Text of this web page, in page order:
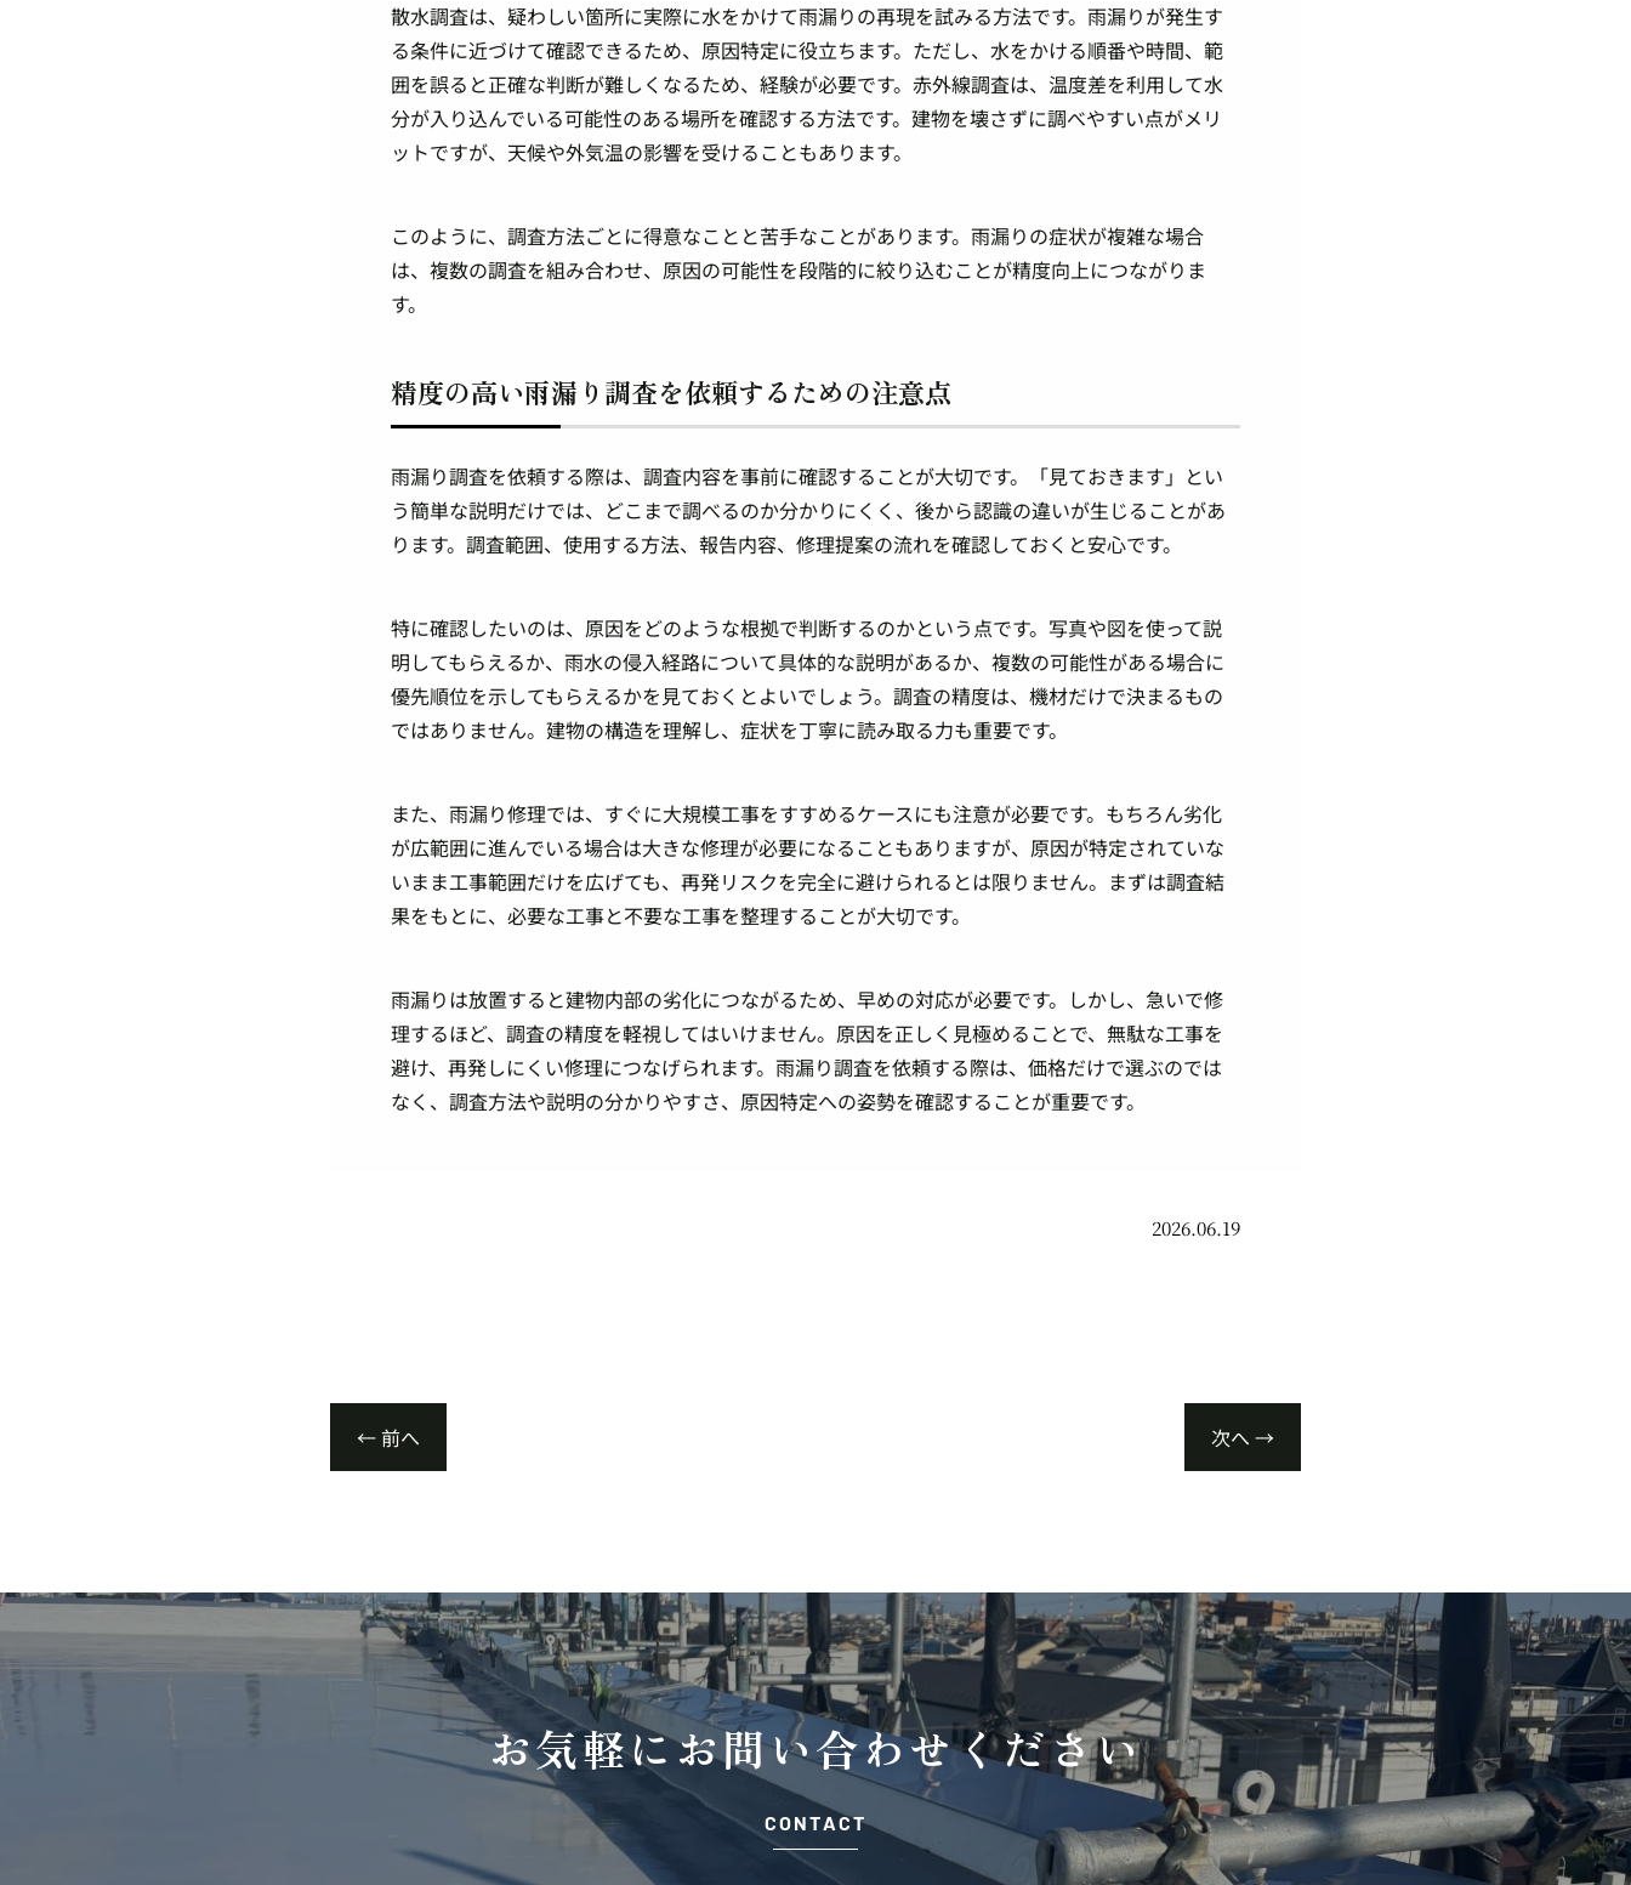
散水調査は、疑わしい箇所に実際に水をかけて雨漏りの再現を試みる方法です。雨漏りが発生す
る条件に近づけて確認できるため、原因特定に役立ちます。ただし、水をかける順番や時間、範
囲を誤ると正確な判断が難しくなるため、経験が必要です。赤外線調査は、温度差を利用して水
分が入り込んでいる可能性のある場所を確認する方法です。建物を壊さずに調べやすい点がメリ
ットですが、天候や外気温の影響を受けることもあります。
このように、調査方法ごとに得意なことと苦手なことがあります。雨漏りの症状が複雑な場合
は、複数の調査を組み合わせ、原因の可能性を段階的に絞り込むことが精度向上につながりま
す。
精度の高い雨漏り調査を依頼するための注意点
雨漏り調査を依頼する際は、調査内容を事前に確認することが大切です。「見ておきます」とい
う簡単な説明だけでは、どこまで調べるのか分かりにくく、後から認識の違いが生じることがあ
ります。調査範囲、使用する方法、報告内容、修理提案の流れを確認しておくと安心です。
特に確認したいのは、原因をどのような根拠で判断するのかという点です。写真や図を使って説
明してもらえるか、雨水の侵入経路について具体的な説明があるか、複数の可能性がある場合に
優先順位を示してもらえるかを見ておくとよいでしょう。調査の精度は、機材だけで決まるもの
ではありません。建物の構造を理解し、症状を丁寧に読み取る力も重要です。
また、雨漏り修理では、すぐに大規模工事をすすめるケースにも注意が必要です。もちろん劣化
が広範囲に進んでいる場合は大きな修理が必要になることもありますが、原因が特定されていな
いまま工事範囲だけを広げても、再発リスクを完全に避けられるとは限りません。まずは調査結
果をもとに、必要な工事と不要な工事を整理することが大切です。
雨漏りは放置すると建物内部の劣化につながるため、早めの対応が必要です。しかし、急いで修
理するほど、調査の精度を軽視してはいけません。原因を正しく見極めることで、無駄な工事を
避け、再発しにくい修理につなげられます。雨漏り調査を依頼する際は、価格だけで選ぶのでは
なく、調査方法や説明の分かりやすさ、原因特定への姿勢を確認することが重要です。
2026.06.19
←前へ 次へ →
お気軽にお問い合わせください
CONTACT